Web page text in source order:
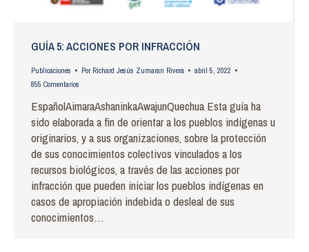
GUÍA 5: ACCIONES POR INFRACCIÓN
Publicaciones Por Richard Jesús Zumaran Rivera
abril 5, 2022
855 Comentarios
EspañolAimaraAshaninkaAwajunQuechua Esta guía ha
sido elaborada a fin de orientar a los pueblos indígenas u
originarios, y a sus organizaciones, sobre la protección
de sus conocimientos colectivos vinculados a los
recursos biológicos, a través de las acciones por
infracción que pueden iniciar los pueblos indígenas en
casos de apropiación indebida o desleal de sus
conocimientos…